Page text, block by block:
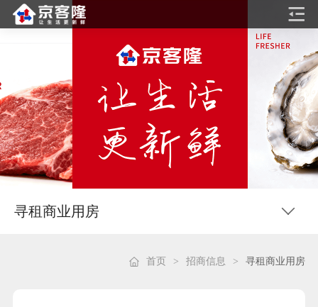
寻租商业用房
首页 > 招商信息 > 寻租商业用房